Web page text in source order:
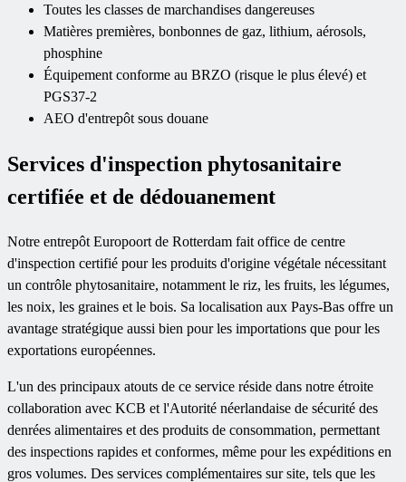
Toutes les classes de marchandises dangereuses
Matières premières, bonbonnes de gaz, lithium, aérosols,
phosphine
Équipement conforme au BRZO (risque le plus élevé) et
PGS37-2
AEO d'entrepôt sous douane
Services d'inspection phytosanitaire
certifiée et de dédouanement
Notre entrepôt Europoort de Rotterdam fait office de centre
d'inspection certifié pour les produits d'origine végétale nécessitant
un contrôle phytosanitaire, notamment le riz, les fruits, les légumes,
les noix, les graines et le bois. Sa localisation aux Pays-Bas offre un
avantage stratégique aussi bien pour les importations que pour les
exportations européennes.
L'un des principaux atouts de ce service réside dans notre étroite
collaboration avec KCB et l'Autorité néerlandaise de sécurité des
denrées alimentaires et des produits de consommation, permettant
des inspections rapides et conformes, même pour les expéditions en
gros volumes. Des services complémentaires sur site, tels que les